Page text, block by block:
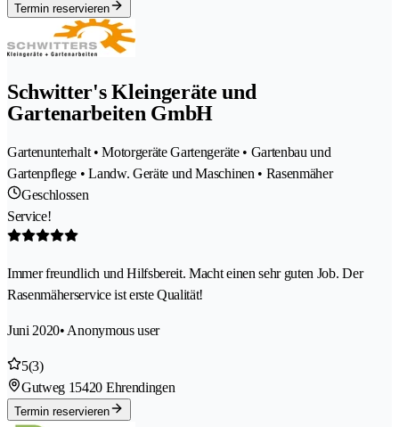
Termin reservieren
Schwitter's Kleingeräte und
Gartenarbeiten GmbH
Gartenunterhalt • Motorgeräte Gartengeräte • Gartenbau und
Gartenpflege • Landw. Geräte und Maschinen • Rasenmäher
Geschlossen
Service!
Immer freundlich und Hilfsbereit. Macht einen sehr guten Job. Der
Rasenmäherservice ist erste Qualität!
Juni 2020• Anonymous user
5(3)
Gutweg 15420 Ehrendingen
Termin reservieren